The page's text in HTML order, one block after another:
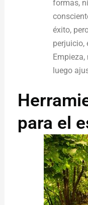
formas,
éxito,
perjuicio,
luego
para el